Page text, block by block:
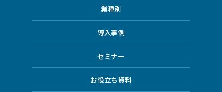
業種別
導入事例
セミナー
お役立ち資料